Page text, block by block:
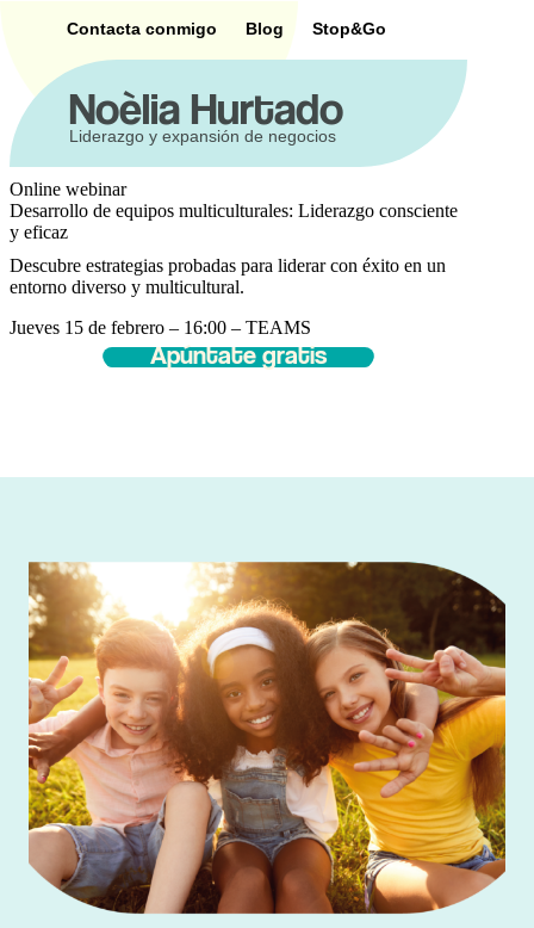
Contacta conmigo Blog Stop&Go
Noèlia Hurtado
Liderazgo y expansión de negocios
Online webinar
Desarrollo de equipos multiculturales: Liderazgo consciente
y eficaz
Descubre estrategias probadas para liderar con éxito en un
entorno diverso y multicultural.
Jueves 15 de febrero – 16:00 – TEAMS
Apúntate gratis